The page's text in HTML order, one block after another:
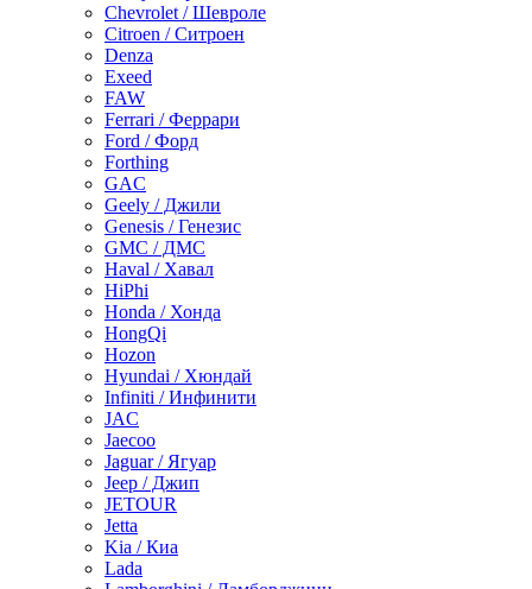
Chevrolet / Шевроле
Citroen / Ситроен
Denza
Exeed
FAW
Ferrari / Феррари
Ford / Форд
Forthing
GAC
Geely / Джили
Genesis / Генезис
GMC / ДМС
Haval / Хавал
HiPhi
Honda / Хонда
HongQi
Hozon
Hyundai / Хюндай
Infiniti / Инфинити
JAC
Jaecoo
Jaguar / Ягуар
Jeep / Джип
JETOUR
Jetta
Kia / Киа
Lada